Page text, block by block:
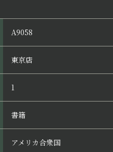
A9058
東京店
1
書籍
アメリカ合衆国